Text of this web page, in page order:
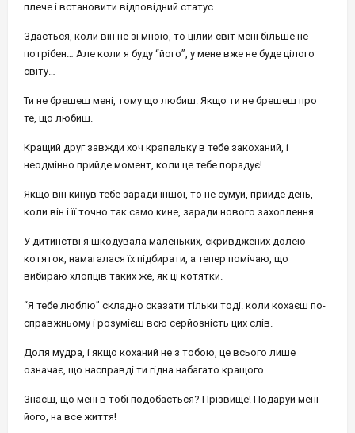
плече і встановити відповідний статус.
Здається, коли він не зі мною, то цілий світ мені більше не
потрібен… Але коли я буду “його”, у мене вже не буде цілого
світу…
Ти не брешеш мені, тому що любиш. Якщо ти не брешеш про
те, що любиш.
Кращий друг завжди хоч крапельку в тебе закоханий, і
неодмінно прийде момент, коли це тебе порадує!
Якщо він кинув тебе заради іншої, то не сумуй, прийде день,
коли він і її точно так само кине, заради нового захоплення.
У дитинстві я шкодувала маленьких, скривджених долею
котяток, намагалася їх підбирати, а тепер помічаю, що
вибираю хлопців таких же, як ці котятки.
“Я тебе люблю” складно сказати тільки тоді. коли кохаєш по-
справжньому і розумієш всю серйозність цих слів.
Доля мудра, і якщо коханий не з тобою, це всього лише
означає, що насправді ти гідна набагато кращого.
Знаєш, що мені в тобі подобається? Прізвище! Подаруй мені
його, на все життя!